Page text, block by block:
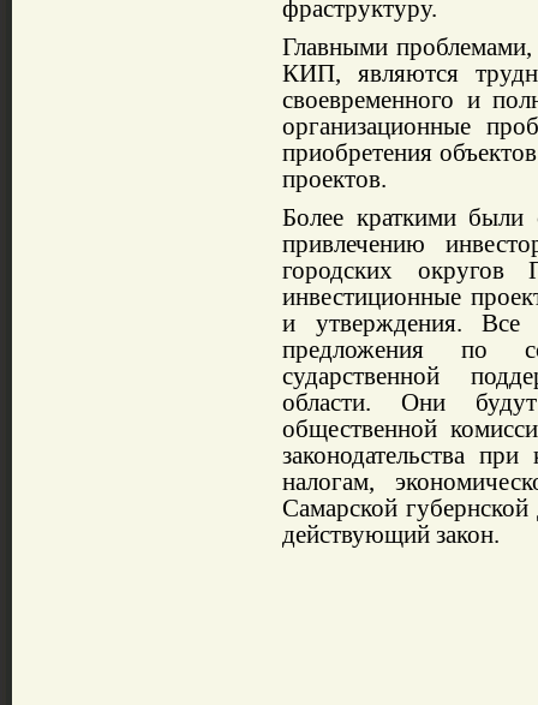
фраструктуру.
Главными
КИП, являют­ся
своевремен­ного и
орга­низационные
приобретения
проектов.
Более кратки­мибыли
привлечению
городских округов
инвестицион­ные
и ут­верждения. Все
предложения по
сударственной
области. Они
общественной
законодательства
налогам,
Самарской
дей­ствующий закон.